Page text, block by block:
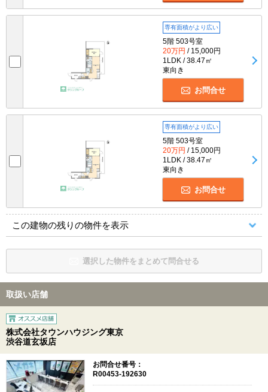
専有面積がより広い
5階 503号室
20万円 / 15,000円
1LDK / 38.47㎡
東向き
お問合せ
専有面積がより広い
5階 503号室
20万円 / 15,000円
1LDK / 38.47㎡
東向き
お問合せ
この建物の残りの物件を表示
選択した物件をまとめて問合せる
取扱い店舗
株式会社タウンハウジング東京
渋谷道玄坂店
お問合せ番号：
R00453-192630